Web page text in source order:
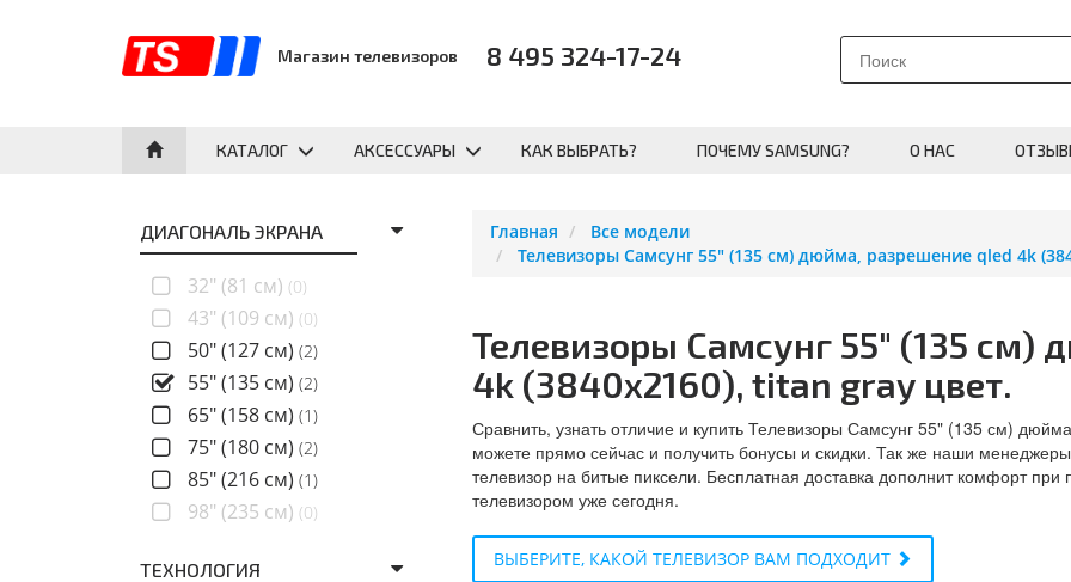
Магазин телевизоров 8 495 324-17-24
КАТАЛОГ АКСЕССУАРЫ КАК ВЫБРАТЬ? ПОЧЕМУ SAMSUNG? О НАС
ДИАГОНАЛЬ ЭКРАНА
32" (81 см) (0)
43" (109 см) (0)
50" (127 см) (2)
55" (135 см) (2)
65" (158 см) (1)
75" (180 см) (2)
85" (216 см) (1)
98" (235 см) (0)
ТЕХНОЛОГИЯ
Главная
Все модели
Телевизоры Самсунг 55" (135 см) дюйма, разрешение qled 4k
Телевизоры Самсунг 55" (135 см)
4k (3840x2160), titan gray цвет.
Сравнить, узнать отличие и купить Телевизоры Самсунг 55" (135 см)
можете прямо сейчас и получить бонусы и скидки. Так же наши
телевизор на битые пиксели. Бесплатная доставка дополнит комфорт
телевизором уже сегодня.
ВЫБЕРИТЕ, КАКОЙ ТЕЛЕВИЗОР ВАМ ПОДХОДИТ